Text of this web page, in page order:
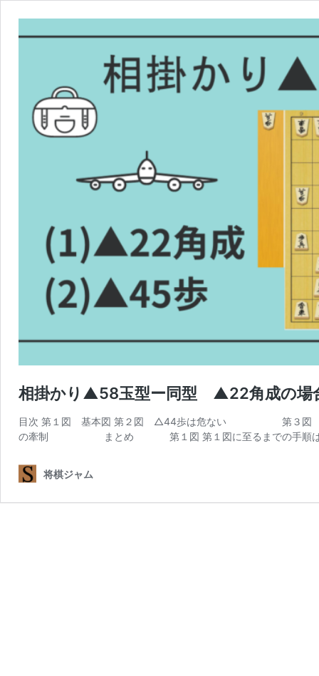
相掛かり▲58玉型ー同型 ▲22角成の場
目次 第１図 基本図 第２図 △44歩は危ない
の牽制 まとめ 第１図 第１図に至るまでの手順
将棋ジャム